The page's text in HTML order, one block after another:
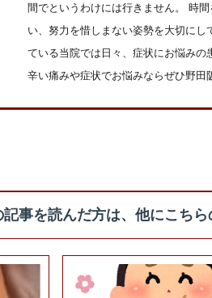
間でというわけには行きません。 時
い、努力を惜しまない姿勢を大切に
ている当院では日々、症状にお悩みの
辛い痛みや症状でお悩みならぜひ野田
記事を読んだ方は、他にこちら